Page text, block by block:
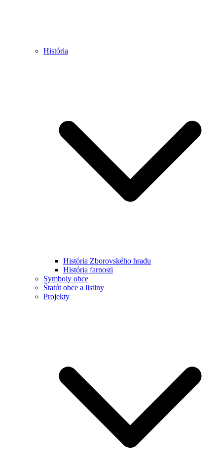
História
História Zborovského hradu
História farnosti
Symboly obce
Štatút obce a listiny
Projekty